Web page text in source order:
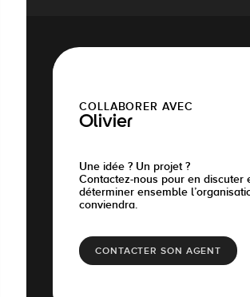
COLLABORER AVEC
Olivier
Une idée ? Un projet ?
Contactez-nous pour en discuter
déterminer ensemble
conviendra.
CONTACTER SON AGENT